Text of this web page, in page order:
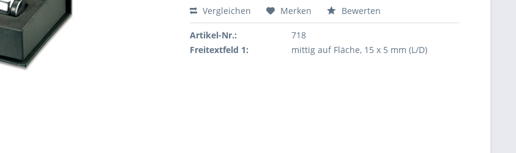
Vergleichen Merken Bewerten
Artikel-Nr.:
718
Freitextfeld 1:
mittig auf Fläche, 15 x 5 mm (L/D)